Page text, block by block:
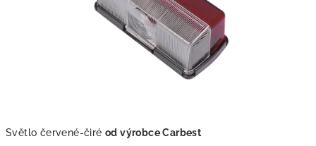
Světlo červené-čiré od výrobce Carbest